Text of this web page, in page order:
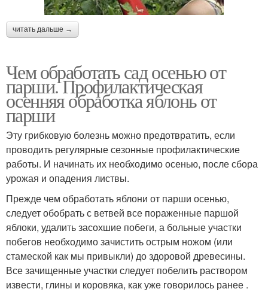
читать дальше →
Чем обработать сад осенью от
парши. Профилактическая
осенняя обработка яблонь от
парши
Эту грибковую болезнь можно предотвратить, если
проводить регулярные сезонные профилактические
работы. И начинать их необходимо осенью, после сбора
урожая и опадения листвы.
Прежде чем обработать яблони от парши осенью,
следует обобрать с ветвей все пораженные паршой
яблоки, удалить засохшие побеги, а больные участки
побегов необходимо зачистить острым ножом (или
стамеской как мы привыкли) до здоровой древесины.
Все зачищенные участки следует побелить раствором
извести, глины и коровяка, как уже говорилось ранее .